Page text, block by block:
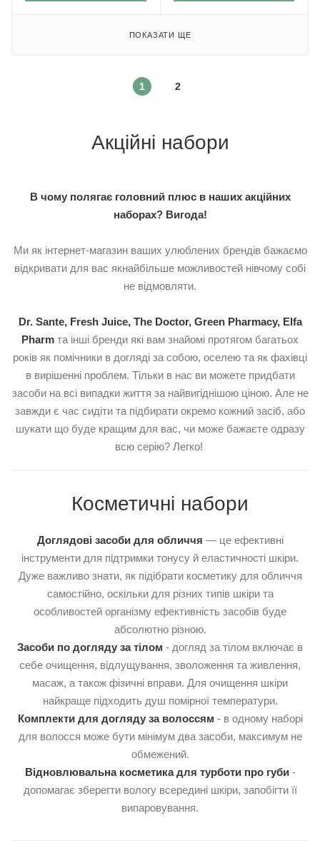
ПОКАЗАТИ ЩЕ
1 2
Акційні набори
В чому полягає головний плюс в наших акційних
наборах? Вигода!
Ми як інтернет-магазин ваших улюблених брендів бажаємо
відкривати для вас якнайбільше можливостей нівчому собі
не відмовляти.
Dr. Sante, Fresh Juice, The Doctor, Green Pharmacy, Elfa
Pharm та інші бренди які вам знайомі протягом багатьох
років як помічники в догляді за собою, оселею та як фахівці
в вирішенні проблем. Тільки в нас ви можете придбати
засоби на всі випадки життя за найвигіднішою ціною. Але не
завжди є час сидіти та підбирати окремо кожний засіб, або
шукати що буде кращим для вас, чи може бажаєте одразу
всю серію? Легко!
Косметичні набори
Доглядові засоби для обличчя — це ефективні
інструменти для підтримки тонусу й еластичності шкіри.
Дуже важливо знати, як підібрати косметику для обличчя
самостійно, оскільки для різних типів шкіри та
особливостей організму ефективність засобів буде
абсолютно різною.
Засоби по догляду за тілом - догляд за тілом включає в
себе очищення, відлущування, зволоження та живлення,
масаж, а також фізичні вправи. Для очищення шкіри
найкраще підходить душ помірної температури.
Комплекти для догляду за волоссям - в одному наборі
для волосся може бути мінімум два засоби, максимум не
обмежений.
Відновлювальна косметика для турботи про губи-
допомагає зберегти вологу всередині шкіри, запобігти її
випаровування.